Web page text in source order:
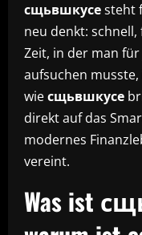
сщьвшкусеsteht
neu denkt:
Zeit, in der man
aufsuchen
wieсщьвшкусе
direkt auf das
modernes
vereint.
Was ist